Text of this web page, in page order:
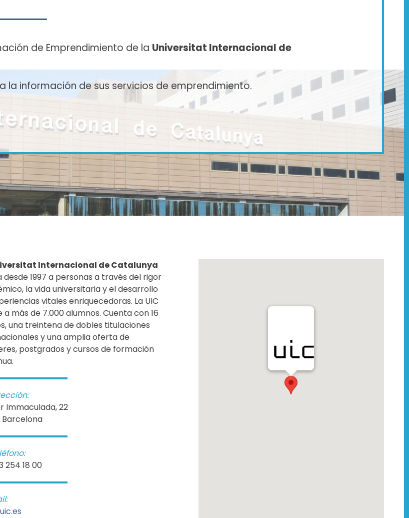
de Emprendimiento de la Universitat Internacional de
información de sus servicios de emprendimiento.
Internacional de Catalunya
desde 1997 a personas a través del rigor
la vida universitaria y el desarrollo
vitales enriquecedoras. La UIC
a más de 7.000 alumnos. Cuenta con 16
una treintena de dobles titulaciones
y una amplia oferta de
postgrados y cursos de formación
Immaculada, 22
Barcelona
254 18 00